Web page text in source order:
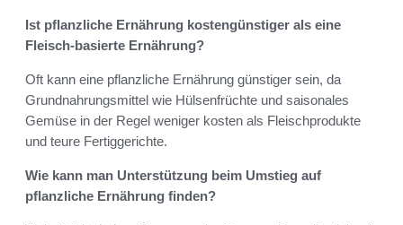
Ist pflanzliche Ernährung kostengünstiger als eine
Fleisch-basierte Ernährung?
Oft kann eine pflanzliche Ernährung günstiger sein, da
Grundnahrungsmittel wie Hülsenfrüchte und saisonales
Gemüse in der Regel weniger kosten als Fleischprodukte
und teure Fertiggerichte.
Wie kann man Unterstützung beim Umstieg auf
pflanzliche Ernährung finden?